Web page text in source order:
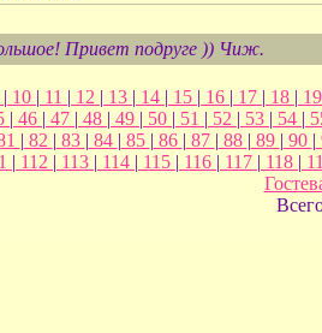
Привет подруге )) Чиж.
| 10 | 11 | 12 | 13 | 14 | 15 | 16 | 17 | 18 |
| 46 | 47 | 48 | 49 | 50 | 51 | 52 | 53 | 54 |
| 82 | 83 | 84 | 85 | 86 | 87 | 88 | 89 | 90 |
| 112 | 113 | 114 | 115 | 116 | 117 | 118 |